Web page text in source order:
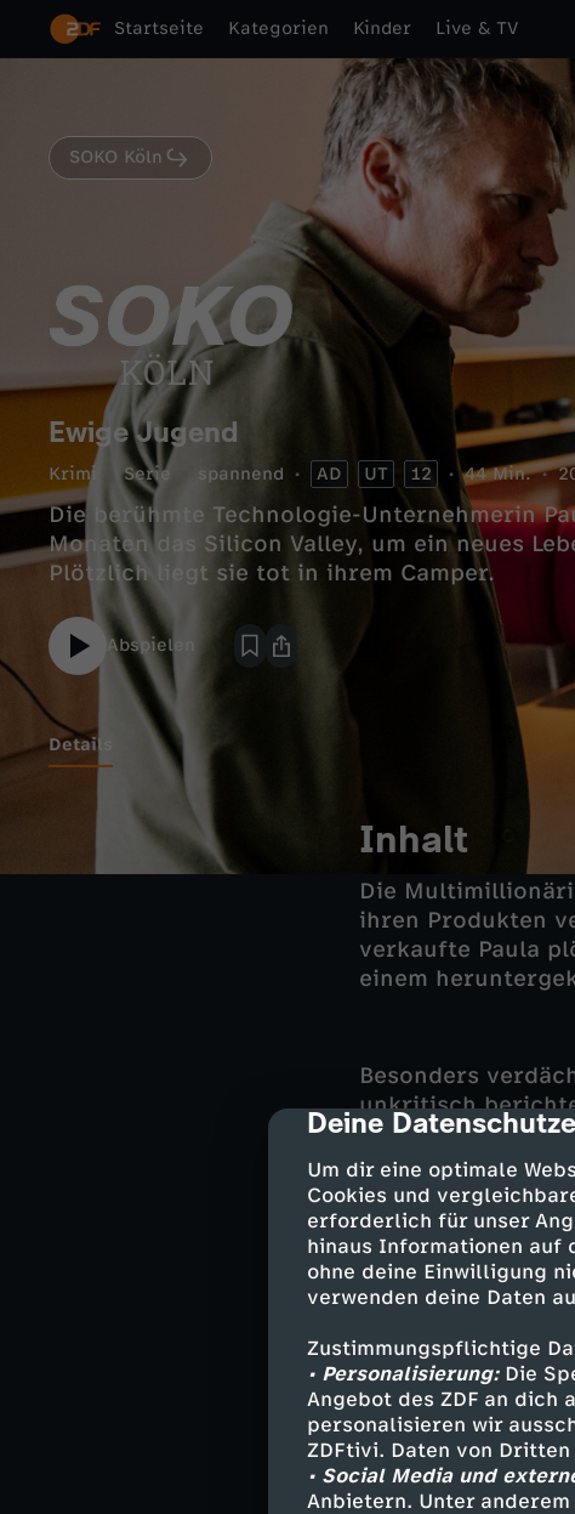
cmp-dialog-
Deine
Um dir eine optimale
Cookies und
erforderlich für unser
hinaus Informationen auf
ohne deine Einwilligung
verwenden deine Daten
Zustimmungspflichtige
• Personalisierung:Die
Angebot des ZDF an dich
personalisieren wir
ZDFtivi. Daten von
• Social Media und
Anbietern. Unter
Startseite Kategorien Kinder Live & TV
SOKO Köln
Ewige Jugend
Krimi Serie spannend AD UT 12 44 Min.
Die berühmte Technologie-Unternehmerin
Monaten das Silicon Valley, um ein neues
Plötzlich liegt sie tot in ihrem Camper.
Abspielen
Details
Inhalt
Die
ihren Produkten
verkaufte Paula
einem
Besonders
unkritisch
Oder war Paulas
verwickelt, der
Befragungen in
tödlich endete?
ins Visier, der
Darsteller
Lilly Funke -
Matti Wagner -
Jonas Fischer
Vanessa Haas